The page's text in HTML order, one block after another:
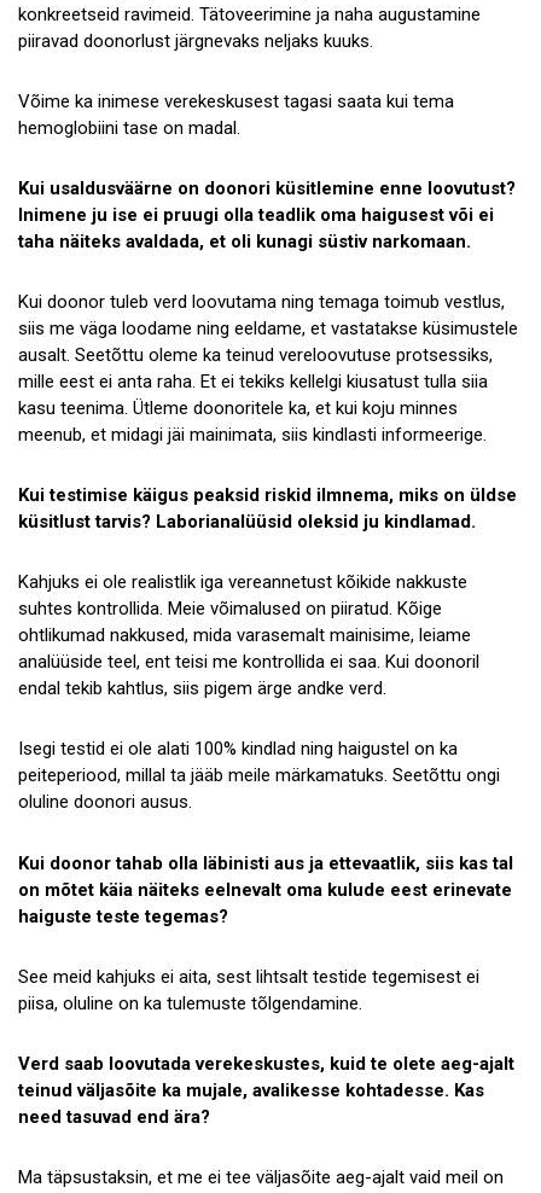
konkreetseid ravimeid. Tätoveerimine ja naha augustamine
piiravad doonorlust järgnevaks neljaks kuuks.
Võime ka inimese verekeskusest tagasi saata kui tema
hemoglobiini tase on madal.
Kui usaldusväärne on doonori küsitlemine enne loovutust?
Inimene ju ise ei pruugi olla teadlik oma haigusest või ei
taha näiteks avaldada, et oli kunagi süstiv narkomaan.
Kui doonor tuleb verd loovutama ning temaga toimub vestlus,
siis me väga loodame ning eeldame, et vastatakse küsimustele
ausalt. Seetõttu oleme ka teinud vereloovutuse protsessiks,
mille eest ei anta raha. Et ei tekiks kellelgi kiusatust tulla siia
kasu teenima. Ütleme doonoritele ka, et kui koju minnes
meenub, et midagi jäi mainimata, siis kindlasti informeerige.
Kui testimise käigus peaksid riskid ilmnema, miks on üldse
küsitlust tarvis? Laborianalüüsid oleksid ju kindlamad.
Kahjuks ei ole realistlik iga vereannetust kõikide nakkuste
suhtes kontrollida. Meie võimalused on piiratud. Kõige
ohtlikumad nakkused, mida varasemalt mainisime, leiame
analüüside teel, ent teisi me kontrollida ei saa. Kui doonoril
endal tekib kahtlus, siis pigem ärge andke verd.
Isegi testid ei ole alati 100% kindlad ning haigustel on ka
peiteperiood, millal ta jääb meile märkamatuks. Seetõttu ongi
oluline doonori ausus.
Kui doonor tahab olla läbinisti aus ja ettevaatlik, siis kas tal
on mõtet käia näiteks eelnevalt oma kulude eest erinevate
haiguste teste tegemas?
See meid kahjuks ei aita, sest lihtsalt testide tegemisest ei
piisa, oluline on ka tulemuste tõlgendamine.
Verd saab loovutada verekeskustes, kuid te olete aeg-ajalt
teinud väljasõite ka mujale, avalikesse kohtadesse. Kas
need tasuvad end ära?
Ma täpsustaksin, et me ei tee väljasõite aeg-ajalt vaid meil on